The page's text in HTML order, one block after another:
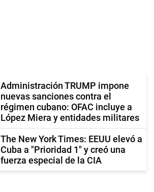
Administración TRUMP impone
nuevas sanciones contra el
régimen cubano: OFAC incluye a
López Miera y entidades militares
The New York Times: EEUU elevó a
Cuba a "Prioridad 1" y creó una
fuerza especial de la CIA